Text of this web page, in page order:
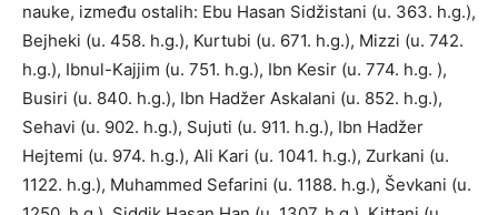
nauke, između ostalih: Ebu Hasan Sidžistani (u. 363. h.g.),
Bejheki (u. 458. h.g.), Kurtubi (u. 671. h.g.), Mizzi (u. 742.
h.g.), Ibnul-Kajjim (u. 751. h.g.), Ibn Kesir (u. 774. h.g. ),
Busiri (u. 840. h.g.), Ibn Hadžer Askalani (u. 852. h.g.),
Sehavi (u. 902. h.g.), Sujuti (u. 911. h.g.), Ibn Hadžer
Hejtemi (u. 974. h.g.), Ali Kari (u. 1041. h.g.), Zurkani (u.
1122. h.g.), Muhammed Sefarini (u. 1188. h.g.), Ševkani (u.